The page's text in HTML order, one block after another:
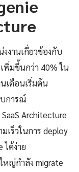
งานเกี่ยวข้องกับ
พิ่มขึ้นกว่า 40% ใน
เดือนเริ่มต้น
การณ์
Architecture
เร็วในการ deploy
ได้ง่าย
หญ่กำลัง migrate